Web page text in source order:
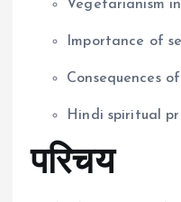
Vegetarianism
Importance of
Consequences
Hindi spiritual
परिचय